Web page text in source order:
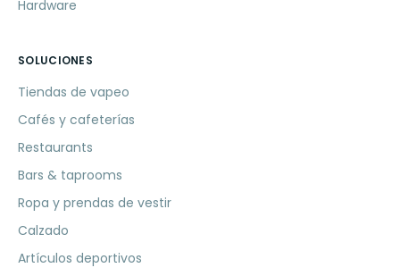
Hardware
SOLUCIONES
Tiendas de vapeo
Cafés y cafeterías
Restaurants
Bars & taprooms
Ropa y prendas de vestir
Calzado
Artículos deportivos